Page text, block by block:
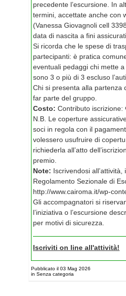
precedente l’escursione. In
termini, accettate anche con
(Vanessa Giovagnoli cell
data di nascita a fini
Si ricorda che le spese di
partecipanti: è pratica
eventuali pedaggi chi mette
sono 3 o più di 3 escluso
Chi si presenta alla partenza
far parte del gruppo.
Costo: Contributo iscrizione:
N.B. Le coperture
soci in regola con il
volessero usufruire di
richiederla all’atto
premio.
Note: Iscrivendosi
Regolamento Sezionale di
http://www.cairoma.it/wp-
Gli accompagnatori si
l’iniziativa o l’escursione
per motivi di sicurezza.
Iscriviti on line all'attività!
Pubblicato il 03 Mag 2026
in Senza categoria